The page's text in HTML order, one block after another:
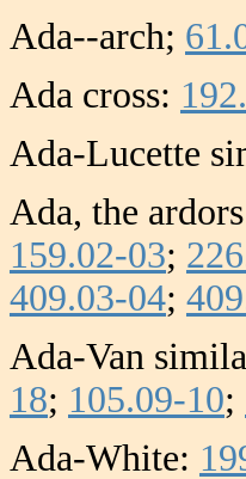
Ada--arch;
Ada cross:
Ada-Lucette
Ada, the
159.02-03;
409.03-04;
Ada-Van
18; 105.09-10;
Ada-White: